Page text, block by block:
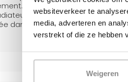
websiteverkeer te
media, adverteren en
verstrekt of die ze hebben
Weigeren
La chaleur qui se perdrait
ordinaire est entièrement
dans un radiateur hybride.